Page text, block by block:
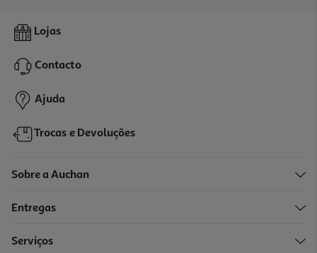
Barco Insuflável Bestway 102x69cm Cores Sortidas
5,99 €
Lojas
Contacto
Ajuda
Trocas e Devoluções
Sobre a Auchan
Entregas
Serviços